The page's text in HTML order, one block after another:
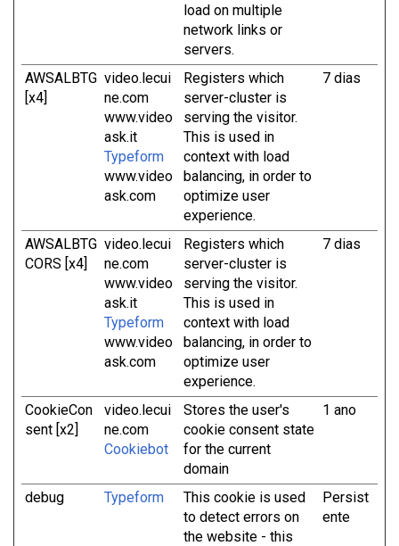
load on multiple
network links or
servers.
AWSALBTG
[x4]
video.lecui
ne.com
www.video
ask.it
Typeform
www.video
ask.com
Registers which
server-cluster is
serving the visitor.
This is used in
context with load
balancing, in order to
optimize user
experience.
7 dias
AWSALBTG
CORS [x4]
video.lecui
ne.com
www.video
ask.it
Typeform
www.video
ask.com
Registers which
server-cluster is
serving the visitor.
This is used in
context with load
balancing, in order to
optimize user
experience.
7 dias
CookieCon
sent [x2]
video.lecui
ne.com
Cookiebot
Stores the user's
cookie consent state
for the current
domain
1 ano
debug Typeform
This cookie is used
to detect errors on
the website - this
Persist
ente